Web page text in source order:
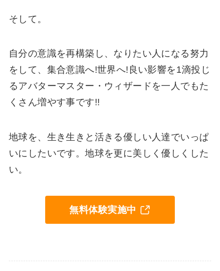
そして。
自分の意識を再構築し、なりたい人になる努力
をして、集合意識へ!世界へ!良い影響を1滴投じ
るアバターマスター・ウィザードを一人でもた
くさん増やす事です!!
地球を、生き生きと活きる優しい人達でいっぱ
いにしたいです。地球を更に美しく優しくした
い。
無料体験実施中